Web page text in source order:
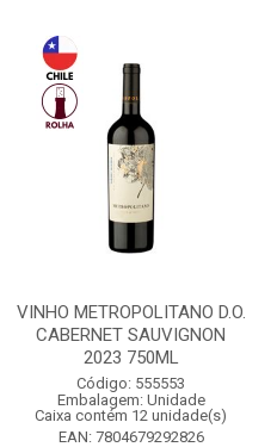
VINHO METROPOLITANO D.O.
CABERNET SAUVIGNON
2023 750ML
Código: 555553
Embalagem: Unidade
Caixa contém 12 unidade(s)
EAN: 7804679292826